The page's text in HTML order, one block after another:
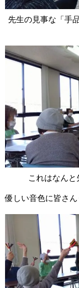
先生の見事な「手
これはなん
優しい音色に皆さ